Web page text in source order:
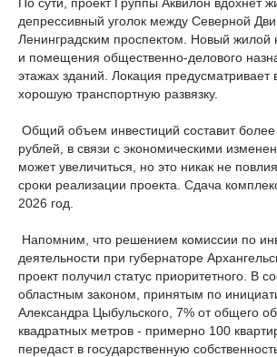
депрессивный уголок между Северной
Ленинградским проспектом. Новый жилой
и помещения общественно-делового
этажах зданий. Локация предусматривает
хорошую транспортную развязку.
Общий объем инвестиций составит более
рублей, в связи с экономическими
может увеличиться, но это никак не
сроки реализации проекта. Сдача
2026 год.
Напомним, что решением комиссии по
деятельности при губернаторе
проект получил статус приоритетного. В
областным законом, принятым по
Александра Цыбульского, 7% от общего
квадратных метров - примерно 100
передаст в государственную